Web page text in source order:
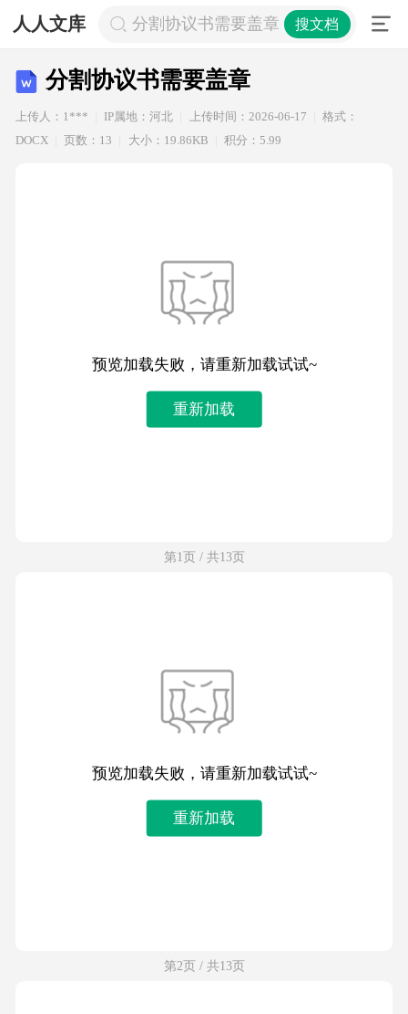
人人文库 分割协议书需要盖章 搜文档
分割协议书需要盖章
上传人：1*** IP属地：河北 上传时间：2026-06-17
格式：
DOCX
页数：13 大小：19.86KB 积分：5.99
预览加载失败，请重新加载试试~
重新加载
第1页 / 共13页
预览加载失败，请重新加载试试~
重新加载
第2页 / 共13页